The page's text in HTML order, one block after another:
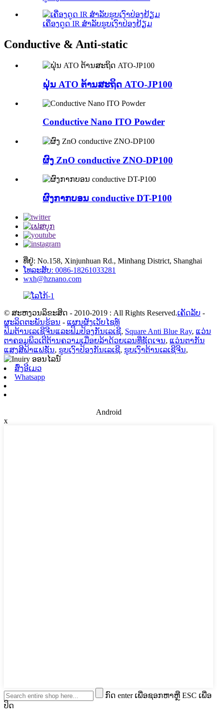
ເຄື່ອງດູດ IR ສໍາລັບຮູບເງົາປ່ອງຢ້ຽມ
Conductive & Anti-static
ຝຸ່ນ ATO ຕ້ານສະຖິດ ATO-JP100
Conductive Nano ITO Powder
ຜົງ ZnO conductive ZNO-DP100
ຜົງກາກບອນ conductive DT-P100
ທີ່ຢູ່: No.158, Xinjunhuan Rd., Minhang District, Shanghai
ໂທລະສັບ: 0086-18261033281
wxh@hznano.com
© ສະຫງວນລິຂະສິດ - 2010-2019 : All Rights Reserved.ເຄັດລັບ -
ຜະລິດຕະພັນຮ້ອນ - ແຜນຜັງເວັບໄຊທ໌
ຟິມຕ້ານເລເຊີຈີນແລະຟິມປ້ອງກັນເລເຊີ, Square Anti Blue Ray, ແວ່ນ
ຕາຄອມພິວເຕີຕ້ານຄວາມເມື່ອຍລ້າດ້ວຍເລນທີ່ຊັດເຈນ, ແວ່ນຕາກັນ
ແສງສີຟ້າແຟຊັ່ນ, ຮູບເງົາປ້ອງກັນເລເຊີ, ຮູບເງົາຕ້ານເລເຊີຈີນ,
ສົ່ງອີເມວ
Whatsapp
Android
x
ກົດ enter ເພື່ອຊອກຫາຫຼື ESC ເພື່ອ
ປິດ